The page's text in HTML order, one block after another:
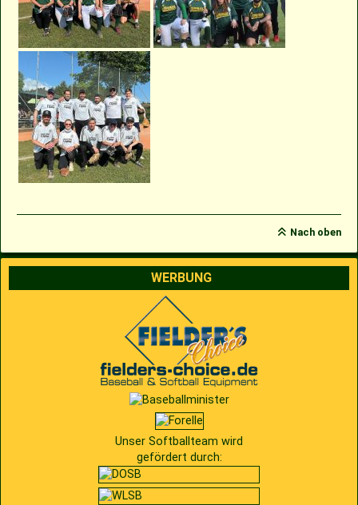
Nach oben
WERBUNG
Unser Softballteam wird
gefördert durch: